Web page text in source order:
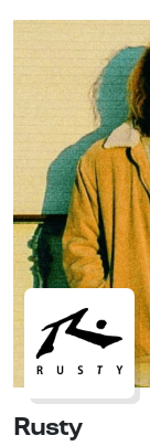
Rusty